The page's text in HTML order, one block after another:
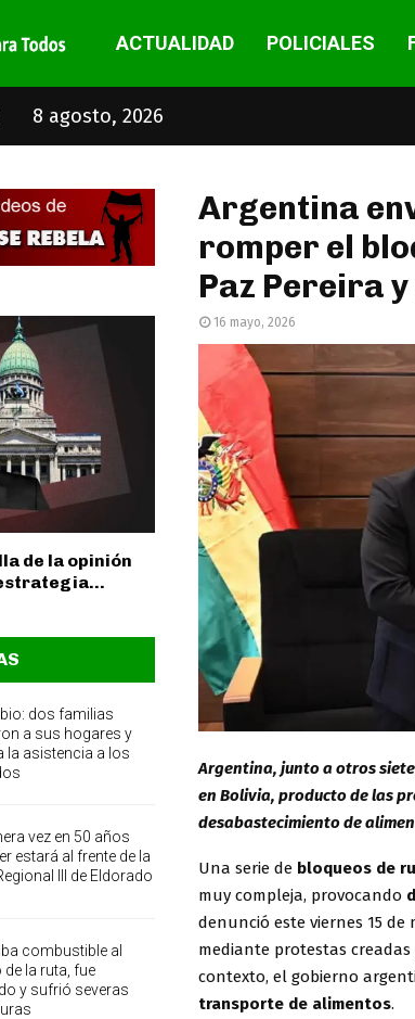
ACTUALIDAD POLICIALES
8 agosto, 2026
Argentina
romper el
Paz Pereira
16 mayo, 2026
Argentina, junto a otros
en Bolivia, producto de las
desabastecimiento de
Una serie de bloqueos de
muy compleja, provocando
denunció este viernes 15
mediante protestas
contexto, el gobierno
transporte de alimentos.
de la opinión
dos familias
a sus hogares y
la asistencia a los
vez en 50 años
estará al frente de la
III de Eldorado
combustible al
la ruta, fue
y sufrió severas